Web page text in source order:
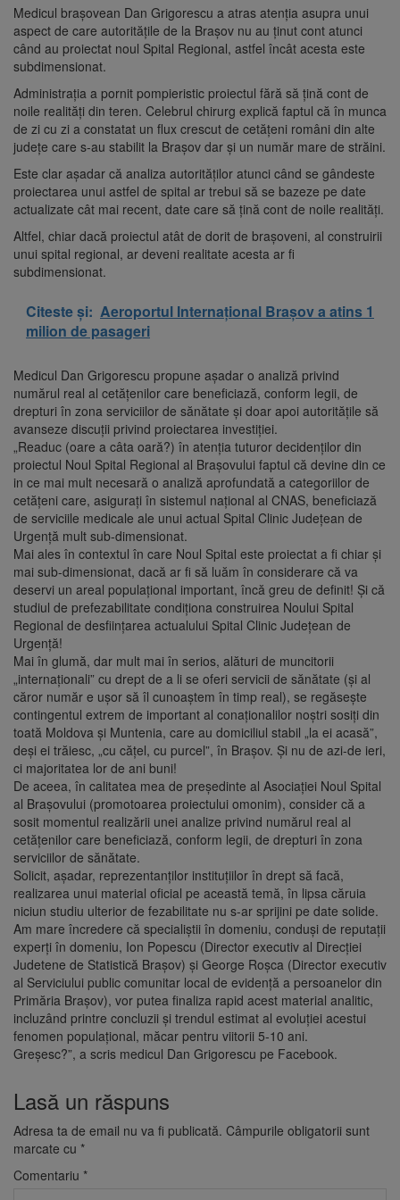
Medicul brașovean Dan Grigorescu a atras atenția asupra unui
aspect de care autoritățile de la Brașov nu au ținut cont atunci
când au proiectat noul Spital Regional, astfel încât acesta este
subdimensionat.
Administrația a pornit pompieristic proiectul fără să țină cont de
noile realități din teren. Celebrul chirurg explică faptul că în munca
de zi cu zi a constatat un flux crescut de cetățeni români din alte
județe care s-au stabilit la Brașov dar și un număr mare de străini.
Este clar așadar că analiza autorităților atunci când se gândeste
proiectarea unui astfel de spital ar trebui să se bazeze pe date
actualizate cât mai recent, date care să țină cont de noile realități.
Altfel, chiar dacă proiectul atât de dorit de brașoveni, al construirii
unui spital regional, ar deveni realitate acesta ar fi
subdimensionat.
Citeste și: Aeroportul Internaţional Braşov a atins 1
milion de pasageri
Medicul Dan Grigorescu propune așadar o analiză privind
numărul real al cetățenilor care beneficiază, conform legii, de
drepturi în zona serviciilor de sănătate și doar apoi autoritățile să
avanseze discuții privind proiectarea investiției.
„Readuc (oare a câta oară?) în atenția tuturor decidenților din
proiectul Noul Spital Regional al Brașovului faptul că devine din ce
in ce mai mult necesară o analiză aprofundată a categoriilor de
cetățeni care, asigurați în sistemul național al CNAS, beneficiază
de serviciile medicale ale unui actual Spital Clinic Județean de
Urgență mult sub-dimensionat.
Mai ales în contextul în care Noul Spital este proiectat a fi chiar și
mai sub-dimensionat, dacă ar fi să luăm în considerare că va
deservi un areal populațional important, încă greu de definit! Și că
studiul de prefezabilitate condiționa construirea Noului Spital
Regional de desființarea actualului Spital Clinic Județean de
Urgență!
Mai în glumă, dar mult mai în serios, alături de muncitorii
„internaționali” cu drept de a li se oferi servicii de sănătate (și al
căror număr e ușor să îl cunoaștem în timp real), se regăsește
contingentul extrem de important al conaționalilor noștri sosiți din
toată Moldova și Muntenia, care au domiciliul stabil „la ei acasă”,
deși ei trăiesc, „cu cățel, cu purcel”, în Brașov. Și nu de azi-de ieri,
ci majoritatea lor de ani buni!
De aceea, în calitatea mea de președinte al Asociației Noul Spital
al Brașovului (promotoarea proiectului omonim), consider că a
sosit momentul realizării unei analize privind numărul real al
cetățenilor care beneficiază, conform legii, de drepturi în zona
serviciilor de sănătate.
Solicit, așadar, reprezentanților instituțiilor în drept să facă,
realizarea unui material oficial pe această temă, în lipsa căruia
niciun studiu ulterior de fezabilitate nu s-ar sprijini pe date solide.
Am mare încredere că specialiștii în domeniu, conduși de reputații
experți în domeniu, Ion Popescu (Director executiv al Direcției
Judetene de Statistică Brașov) și George Roșca (Director executiv
al Serviciului public comunitar local de evidență a persoanelor din
Primăria Brașov), vor putea finaliza rapid acest material analitic,
incluzând printre concluzii și trendul estimat al evoluției acestui
fenomen populațional, măcar pentru viitorii 5-10 ani.
Greșesc?”, a scris medicul Dan Grigorescu pe Facebook.
Lasă un răspuns
Adresa ta de email nu va fi publicată. Câmpurile obligatorii sunt
marcate cu *
Comentariu *